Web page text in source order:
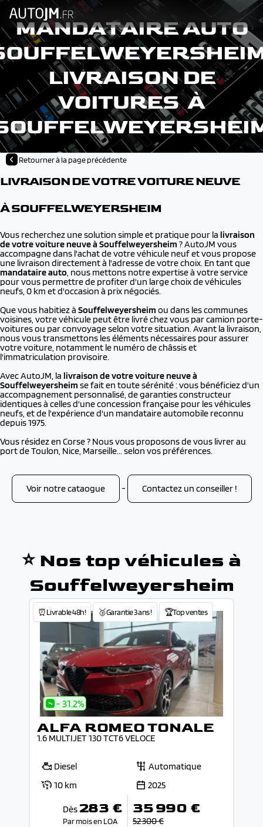
MANDATAIRE AUTO
LIVRAISON DE
VOITURES À
Retourner à la page précédente
LIVRAISON DE VOTRE VOITURE NEUVE
À SOUFFELWEYERSHEIM
Vous recherchez une solution simple et pratique pour la livraison
de votre voiture neuve à Souffelweyersheim ? AutoJM vous
accompagne dans l'achat de votre véhicule neuf et vous propose
une livraison directement à l'adresse de votre choix. En tant que
mandataire auto, nous mettons notre expertise à votre service
pour vous permettre de profiter d'un large choix de véhicules
neufs, 0 km et d'occasion à prix négociés.
Que vous habitiez à Souffelweyersheim ou dans les communes
voisines, votre véhicule peut être livré chez vous par camion porte-
voitures ou par convoyage selon votre situation. Avant la livraison,
nous vous transmettons les éléments nécessaires pour assurer
votre voiture, notamment le numéro de châssis et
l'immatriculation provisoire.
Avec AutoJM, la livraison de votre voiture neuve à
Souffelweyersheim se fait en toute sérénité : vous bénéficiez d'un
accompagnement personnalisé, de garanties constructeur
identiques à celles d'une concession française pour les véhicules
neufs, et de l'expérience d'un mandataire automobile reconnu
depuis 1975.
Vous résidez en Corse ? Nous vous proposons de vous livrer au
port de Toulon, Nice, Marseille... selon vos préférences.
Voir notre cataogue - Contactez un conseiller !
⭐ Nos top véhicules à
Souffelweyersheim
⏰Livrable 48h! 🥉Garantie 3 ans ! 🏆Top ventes
- 31.2%
ALFA ROMEO TONALE
1.6 MULTIJET 130 TCT6 VELOCE
Diesel
Automatique
10 km
2025
Dès 283 €
Par mois en LOA
35 990 €
52 300 €